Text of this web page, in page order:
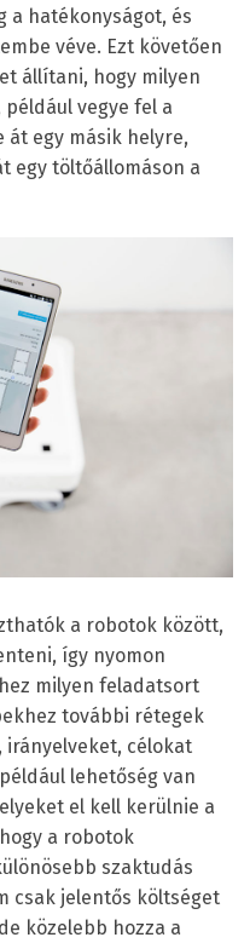
a hatékonyságot, és
véve. Ezt követően
állítani, hogy milyen
vegye fel a
egy másik helyre,
egy töltőállomáson a
a robotok között,
így nyomon
milyen feladatsort
további rétegek
irányelveket, célokat
lehetőség van
el kell kerülnie a
a robotok
szaktudás
csak jelentős költséget
közelebb hozza a